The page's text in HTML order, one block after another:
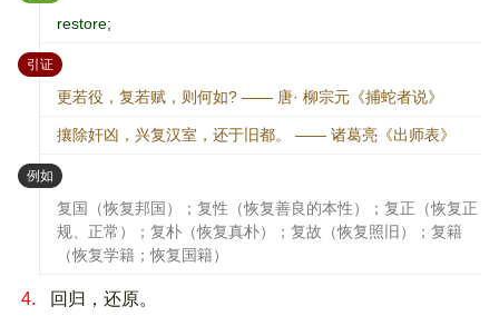
restore;
引证：
更若役，复若赋，则何如? —— 唐· 柳宗元《捕蛇者说》
攘除奸凶，兴复汉室，还于旧都。 —— 诸葛亮《出师表》
例如 ：
复国（恢复邦国）；复性（恢复善良的本性）；复正（恢复正
规、正常）；复朴（恢复真朴）；复故（恢复照旧）；复籍
（恢复学籍；恢复国籍）
4. 回归，还原。